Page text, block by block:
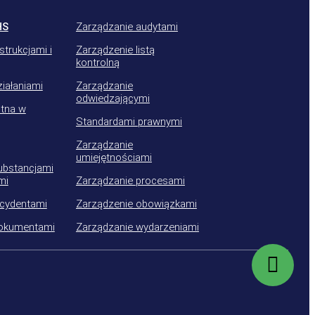
i
w
Zarządzanie audytami
Zarządzenie listą
kontrolną
Zarządzanie
odwiedzającymi
Standardami prawnymi
Zarządzanie
umiejętnościami
Zarządzanie procesami
Zarządzenie obowiązkami
Zarządzanie wydarzeniami